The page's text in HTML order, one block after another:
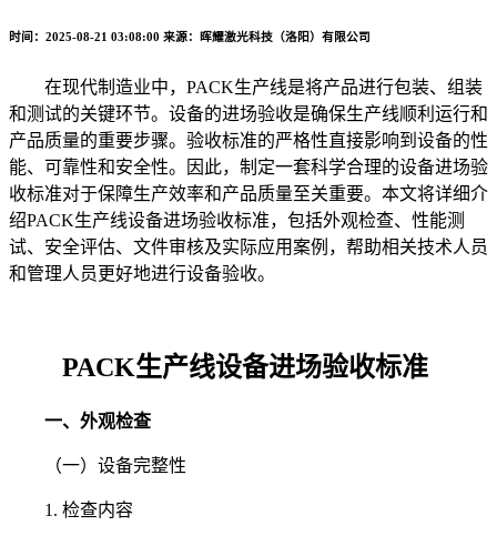
时间：2025-08-21 03:08:00 来源：晖耀激光科技（洛阳）有限公司
在现代制造业中，PACK生产线是将产品进行包装、组装
和测试的关键环节。设备的进场验收是确保生产线顺利运行和
产品质量的重要步骤。验收标准的严格性直接影响到设备的性
能、可靠性和安全性。因此，制定一套科学合理的设备进场验
收标准对于保障生产效率和产品质量至关重要。本文将详细介
绍PACK生产线设备进场验收标准，包括外观检查、性能测
试、安全评估、文件审核及实际应用案例，帮助相关技术人员
和管理人员更好地进行设备验收。
PACK生产线设备进场验收标准
一、外观检查
（一）设备完整性
1. 检查内容